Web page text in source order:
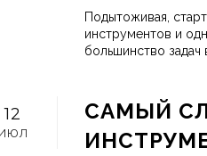
Подытоживая,
инструментов и
большинство задач
12
САМЫЙ